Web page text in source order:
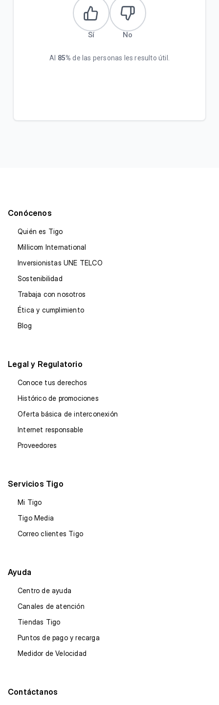
Sí No
Al 85% de las personas les resulto útil.
Conócenos
Quién es Tigo
Millicom International
Inversionistas UNE TELCO
Sostenibilidad
Trabaja con nosotros
Ética y cumplimiento
Blog
Legal y Regulatorio
Conoce tus derechos
Histórico de promociones
Oferta básica de interconexión
Internet responsable
Proveedores
Servicios Tigo
Mi Tigo
Tigo Media
Correo clientes Tigo
Ayuda
Centro de ayuda
Canales de atención
Tiendas Tigo
Puntos de pago y recarga
Medidor de Velocidad
Contáctanos